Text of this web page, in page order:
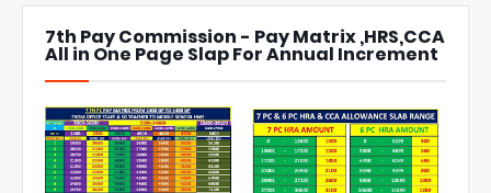
7th Pay Commission - Pay Matrix ,HRS,CCA
All in One Page Slap For Annual Increment